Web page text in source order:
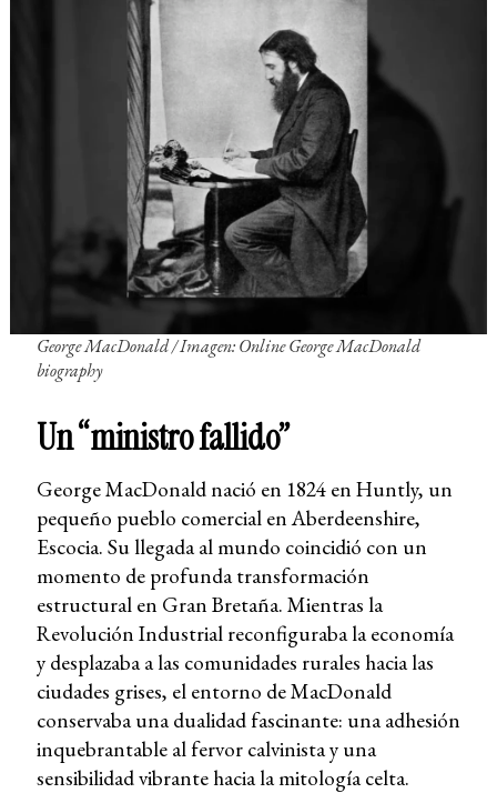
George MacDonald / Imagen: Online George MacDonald
biography
Un “ministro fallido”
George MacDonald nació en 1824 en Huntly, un
pequeño pueblo comercial en Aberdeenshire,
Escocia. Su llegada al mundo coincidió con un
momento de profunda transformación
estructural en Gran Bretaña. Mientras la
Revolución Industrial reconfiguraba la economía
y desplazaba a las comunidades rurales hacia las
ciudades grises, el entorno de MacDonald
conservaba una dualidad fascinante: una adhesión
inquebrantable al fervor calvinista y una
sensibilidad vibrante hacia la mitología celta.